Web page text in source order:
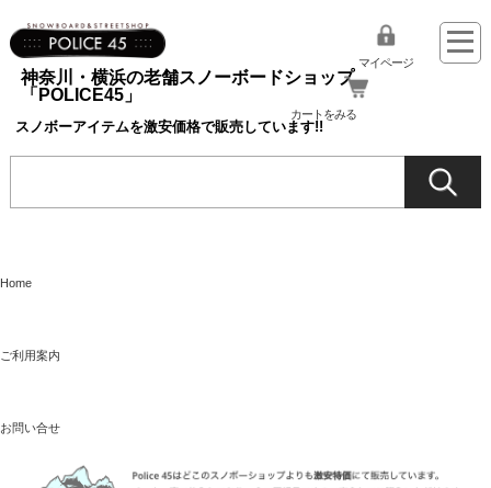
神奈川・横浜の老舗スノーボードショップ
「POLICE45」
スノボーアイテムを激安価格で販売しています!!
マイページ
カートをみる
Home
ご利用案内
お問い合せ